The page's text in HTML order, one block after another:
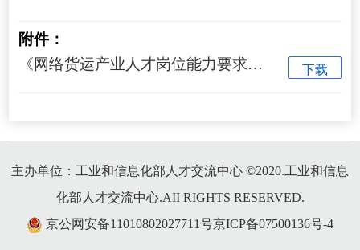
附件：
《网络货运产业人才岗位能力要求》.pdf
下载
主办单位：工业和信息化部人才交流中心 ©2020.工业和信息
化部人才交流中心.AII RIGHTS RESERVED.
京公网安备11010802027711号京ICP备07500136号-4